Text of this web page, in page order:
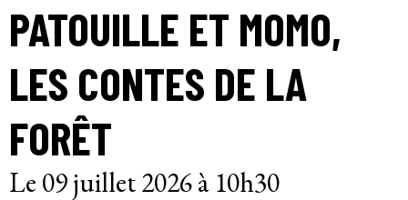
Les articles
PATOUILLE ET MOMO,
LES CONTES DE LA
FORÊT
Le 09 juillet 2026 à 10h30